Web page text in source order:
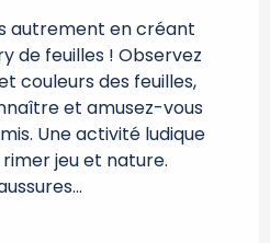
autrement en créant
de feuilles ! Observez
couleurs des feuilles,
et amusez-vous
Une activité ludique
jeu et nature.